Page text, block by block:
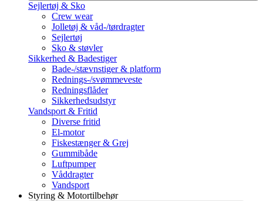
Sejlertøj & Sko
Crew wear
Jolletøj & våd-/tørdragter
Sejlertøj
Sko & støvler
Sikkerhed & Badestiger
Bade-/stævnstiger & platform
Rednings-/svømmeveste
Redningsflåder
Sikkerhedsudstyr
Vandsport & Fritid
Diverse fritid
El-motor
Fiskestænger & Grej
Gummibåde
Luftpumper
Våddragter
Vandsport
Styring & Motortilbehør